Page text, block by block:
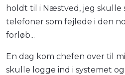
holdt til i Næstved, jeg skulle
telefoner som fejlede i den
forløb...
En dag kom chefen over til
skulle logge ind i systemet